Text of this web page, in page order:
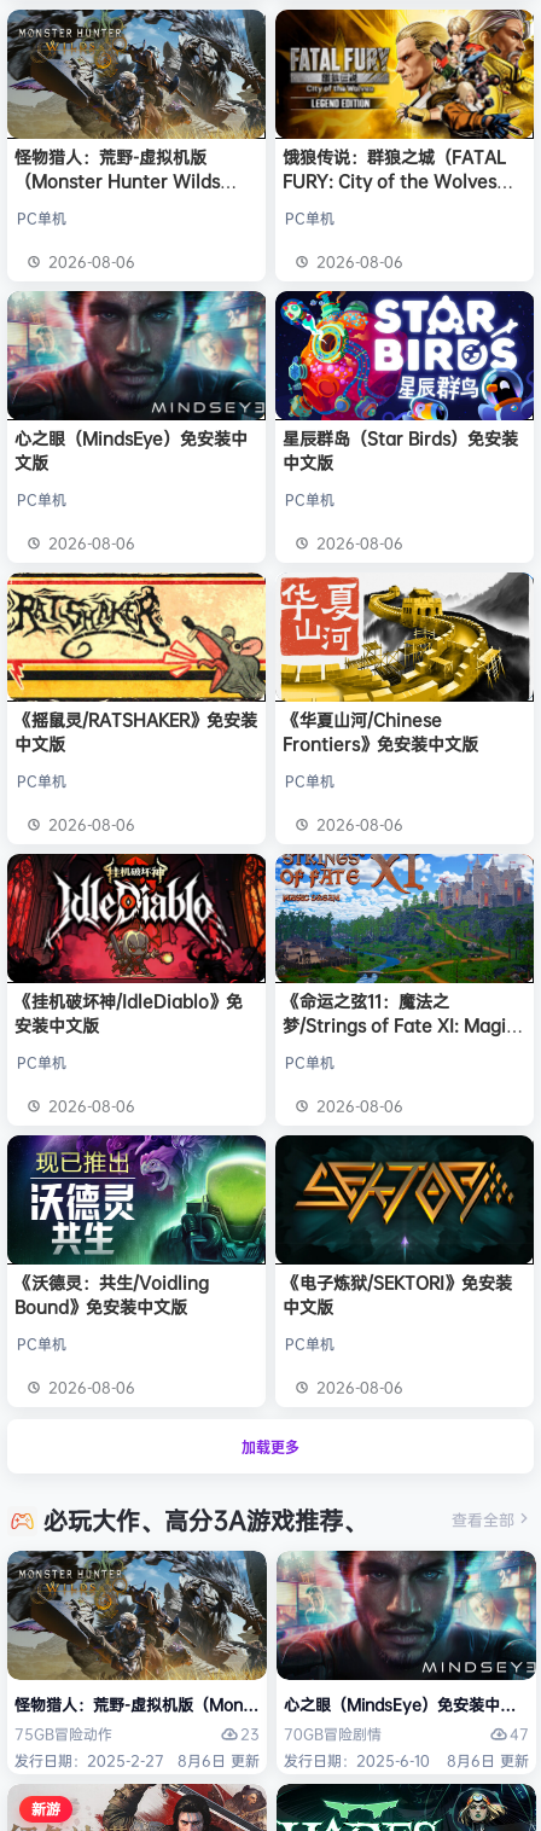
怪物猎人：荒野-虚拟机版
（Monster Hunter Wilds
PC单机
2026-08-06
饿狼传说：群狼之城（FATAL
FURY: City of the Wolves）
PC单机
2026-08-06
心之眼（MindsEye）免安装中
文版
PC单机
2026-08-06
星辰群岛（Star Birds）免安装
中文版
PC单机
2026-08-06
《摇鼠灵/RATSHAKER》免安装
中文版
PC单机
2026-08-06
《华夏山河/Chinese
Frontiers》免安装中文版
PC单机
2026-08-06
《挂机破坏神/IdleDiablo》免
安装中文版
PC单机
2026-08-06
《命运之弦11：魔法之
梦/Strings of Fate XI: Magic
PC单机
2026-08-06
《沃德灵：共生/Voidling
Bound》免安装中文版
PC单机
2026-08-06
《电子炼狱/SEKTORI》免安装
中文版
PC单机
2026-08-06
加载更多
必玩大作、高分3A游戏推荐、 查看全部
怪物猎人：荒野-虚拟机版（Monster Hunter Wilds HYPERVISOR）免安
75GB冒险动作
23
发行日期：2025-2-27
8月6日 更新
心之眼（MindsEye）免安装中文版
70GB冒险剧情
47
发行日期：2025-6-10
8月6日 更新
新游